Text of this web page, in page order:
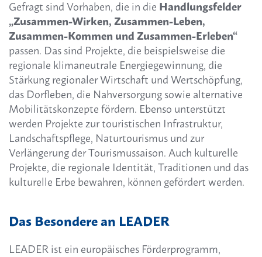
Gefragt sind Vorhaben, die in die Handlungsfelder
„Zusammen-Wirken, Zusammen-Leben,
Zusammen-Kommen und Zusammen-Erleben“
passen. Das sind Projekte, die beispielsweise die
regionale klimaneutrale Energiegewinnung, die
Stärkung regionaler Wirtschaft und Wertschöpfung,
das Dorfleben, die Nahversorgung sowie alternative
Mobilitätskonzepte fördern. Ebenso unterstützt
werden Projekte zur touristischen Infrastruktur,
Landschaftspflege, Naturtourismus und zur
Verlängerung der Tourismussaison. Auch kulturelle
Projekte, die regionale Identität, Traditionen und das
kulturelle Erbe bewahren, können gefördert werden.
Das Besondere an LEADER
LEADER ist ein europäisches Förderprogramm,